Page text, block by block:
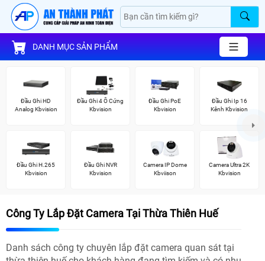
DANH MỤC SẢN PHẨM
Đầu Ghi HD
Analog Kbvision
Đầu Ghi 4 Ổ Cứng
Kbvision
Đầu Ghi PoE
Kbvision
Đầu Ghi Ip 16
Kênh Kbvision
Đầu Ghi H.265
Kbvision
Đầu Ghi NVR
Kbvision
Camera IP Dome
Kbviison
Camera Ultra 2K
Kbvision
Công Ty Lắp Đặt Camera Tại Thừa Thiên Huế
Danh sách công ty chuyên lắp đặt camera quan sát tại